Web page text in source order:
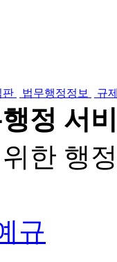
판 법무행정정보 규
정 서
한 행
규